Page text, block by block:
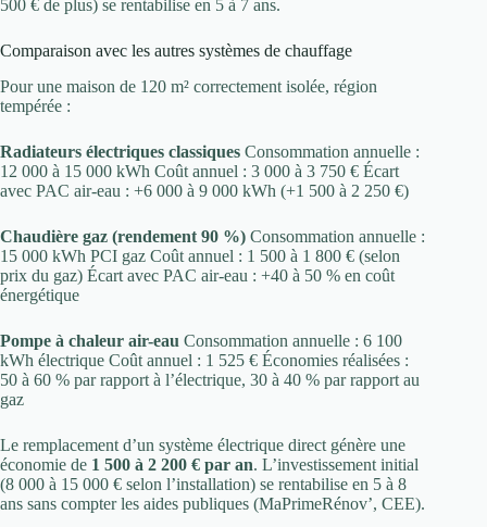
500 € de plus) se rentabilise en 5 à 7 ans.
Comparaison avec les autres systèmes de chauffage
Pour une maison de 120 m² correctement isolée, région
tempérée :
Radiateurs électriques classiques Consommation annuelle :
12 000 à 15 000 kWh Coût annuel : 3 000 à 3 750 € Écart
avec PAC air-eau : +6 000 à 9 000 kWh (+1 500 à 2 250 €)
Chaudière gaz (rendement 90 %) Consommation annuelle :
15 000 kWh PCI gaz Coût annuel : 1 500 à 1 800 € (selon
prix du gaz) Écart avec PAC air-eau : +40 à 50 % en coût
énergétique
Pompe à chaleur air-eau Consommation annuelle : 6 100
kWh électrique Coût annuel : 1 525 € Économies réalisées :
50 à 60 % par rapport à l’électrique, 30 à 40 % par rapport au
gaz
Le remplacement d’un système électrique direct génère une
économie de 1 500 à 2 200 € par an. L’investissement initial
(8 000 à 15 000 € selon l’installation) se rentabilise en 5 à 8
ans sans compter les aides publiques (MaPrimeRénov’, CEE).